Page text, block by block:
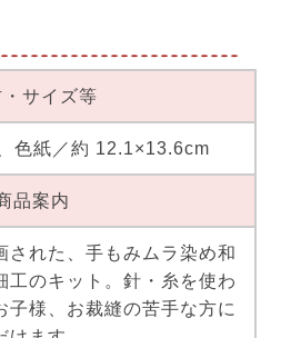
サイズ等
色紙／約 12.1×13.6cm
品案内
された、手もみムラ染め和
工のキット。針・糸を使わ
子様、お裁縫の苦手な方に